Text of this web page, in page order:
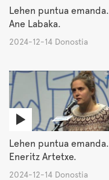
Lehen puntua emanda.
Ane Labaka.
2024-12-14 Donostia
Lehen puntua emanda.
Eneritz Artetxe.
2024-12-14 Donostia